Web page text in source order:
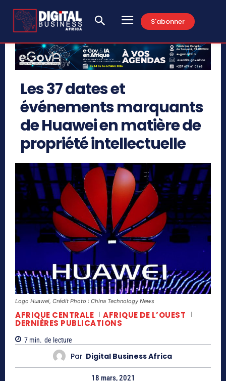
S'abonner
Les 37 dates et
événements marquants
de Huawei en matière de
propriété intellectuelle
Logo Huawei, Crédit Photo : China Technology News
AFRIQUE CENTRALE AFRIQUE DE L’OUEST
DERNIÈRES PUBLICATIONS
7 min. de lecture
Par Digital Business Africa
18 mars, 2021